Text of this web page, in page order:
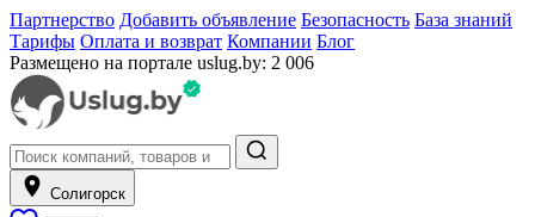
Партнерство Добавить объявление Безопасность База знаний
Тарифы Оплата и возврат Компании Блог
Размещено на портале uslug.by: 2 006
Солигорск